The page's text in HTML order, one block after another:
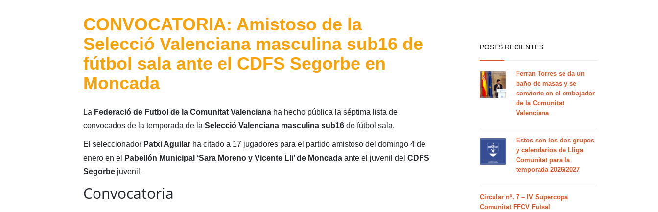
CONVOCATORIA: Amistoso de la
Selecció Valenciana masculina sub16 de
fútbol sala ante el CDFS Segorbe en
Moncada
La Federació de Futbol de la Comunitat Valenciana ha hecho pública la séptima lista de
convocados de la temporada de la Selecció Valenciana masculina sub16de fútbol sala.
El seleccionador Patxi Aguilarha citado a 17 jugadores para el partido amistoso del domingo 4 de
enero en el
Pabellón Municipal ‘Sara Moreno y Vicente Lli’ de Moncadaante el juvenil del CDFS
Segorbe juvenil.
Convocatoria
POSTS RECIENTES
Ferran Torres se da un
baño de masas y se
convierte en el embajador
de la Comunitat
Valenciana
Estos son los dos grupos
y calendarios de Lliga
Comunitat para la
temporada 2026/2027
Circular nº. 7 – IV Supercopa
Comunitat FFCV Futsal